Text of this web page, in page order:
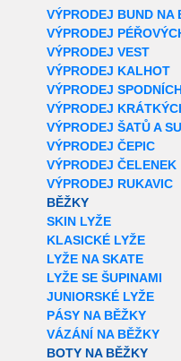
VÝPRODEJ BUND NA
VÝPRODEJ
VÝPRODEJ VEST
VÝPRODEJ KALHOT
VÝPRODEJ
VÝPRODEJ
VÝPRODEJ ŠATŮ A
VÝPRODEJ ČEPIC
VÝPRODEJ ČELENEK
VÝPRODEJ RUKAVIC
BĚŽKY
SKIN LYŽE
KLASICKÉ LYŽE
LYŽE NA SKATE
LYŽE SE ŠUPINAMI
JUNIORSKÉ LYŽE
PÁSY NA BĚŽKY
VÁZÁNÍ NA BĚŽKY
BOTY NA BĚŽKY